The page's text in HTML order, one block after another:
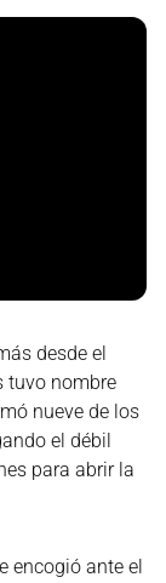
desde el
tuvo nombre
nueve de los
el débil
para abrir la
encogió ante el